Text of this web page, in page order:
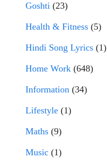
Goshti (23)
Health & Fitness (5)
Hindi Song Lyrics (1)
Home Work (648)
Information (34)
Lifestyle (1)
Maths (9)
Music (1)